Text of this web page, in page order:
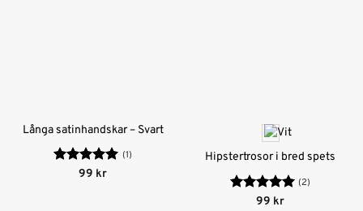
Långa satinhandskar – Svart
Betygsatt
(1)
99 kr
Hipstertrosor i bred spets
Betygsatt5
(2)
99 kr